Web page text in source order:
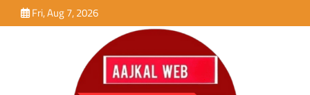
to
Fri, Aug 7, 2026